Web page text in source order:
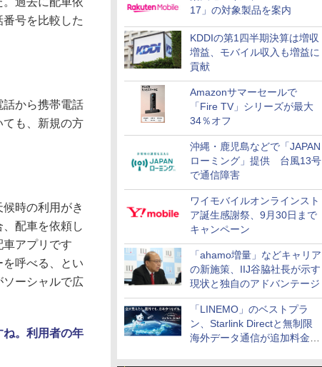
17」の対象製品を案内
KDDIの第1四半期決算は増収
増益、モバイル収入も増益に
貢献
Amazonサマーセールで
「Fire TV」シリーズが最大
34％オフ
沖縄・鹿児島などで「JAPAN
ローミング」提供 台風13号
で通信障害
ワイモバイルオンラインスト
ア誕生感謝祭、9月30日まで
キャンペーン
「ahamo増量」などキャリア
の新施策、IIJ谷脇社長が示す
現状と独自のアドバンテージ
「LINEMO」のベストプラ
ン、Starlink Directと無制限
海外データ通信が追加料金な
号を比較した
から携帯電話
も、新規の方
時の利用がき
配車を依頼し
アプリです
呼べる、とい
ソーシャルで広
。利用者の年